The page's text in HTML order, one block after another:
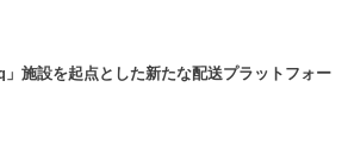
施設を起点とした新たな配送プラットフォー